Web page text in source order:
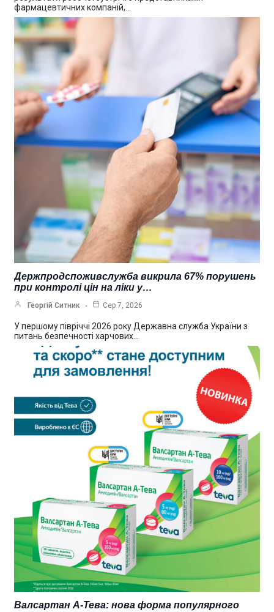
фармацевтичних компаній,…
Держпродспоживслужба викрила 67% порушень
при контролі цін на ліки у…
Георгій Ситник Сер 7, 2026
У першому півріччі 2026 року Державна служба України з
питань безпечності харчових…
Валсартан А-Тева: нова форма популярного